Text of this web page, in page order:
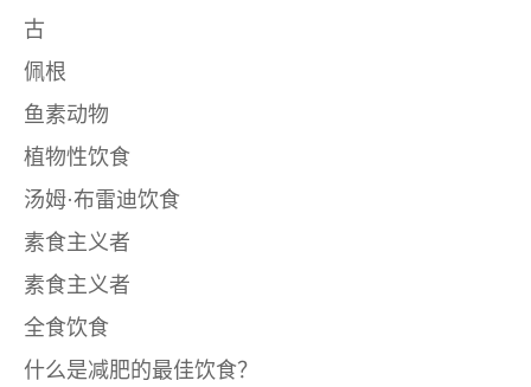
古
佩根
鱼素动物
植物性饮食
汤姆·布雷迪饮食
素食主义者
素食主义者
全食饮食
什么是减肥的最佳饮食？